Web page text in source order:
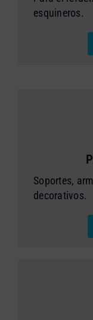
esquineros.
Soportes,
decorativos.